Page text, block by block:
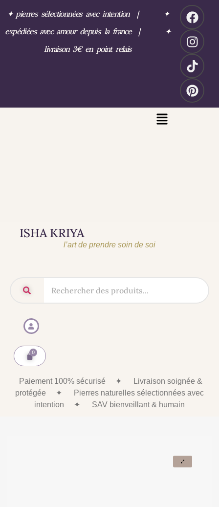
✦ pierres sélectionnées avec intention |
✦
expédiées avec amour depuis la france |
✦
livraison 3€ en point relais
ISHA KRIYA
l’art de prendre soin de soi
Paiement 100% sécurisé ✦
Livraison soignée &
protégée
✦
Pierres naturelles sélectionnées avec
intention
✦ SAV bienveillant & humain